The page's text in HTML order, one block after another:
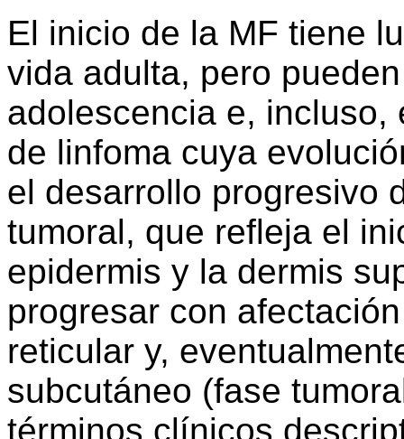
El inicio de la MF tiene
vida adulta, pero
adolescencia e, incluso,
de linfoma cuya
el desarrollo progresivo
tumoral, que refleja el
epidermis y la dermis
progresar con
reticular y,
subcutáneo (fase
términos clínicos